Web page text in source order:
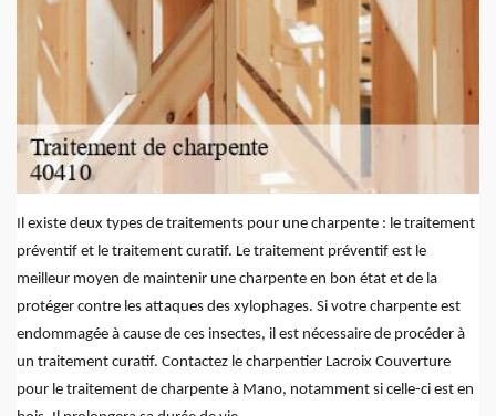
Il existe deux types de traitements pour une charpente : le traitement
préventif et le traitement curatif. Le traitement préventif est le
meilleur moyen de maintenir une charpente en bon état et de la
protéger contre les attaques des xylophages. Si votre charpente est
endommagée à cause de ces insectes, il est nécessaire de procéder à
un traitement curatif. Contactez le charpentier Lacroix Couverture
pour le traitement de charpente à Mano, notamment si celle-ci est en